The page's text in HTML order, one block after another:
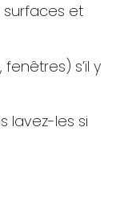
et
s’il y
lavez-les si